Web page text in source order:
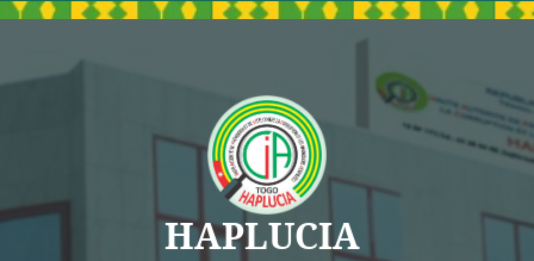
Skip
content
HAPLUCIA